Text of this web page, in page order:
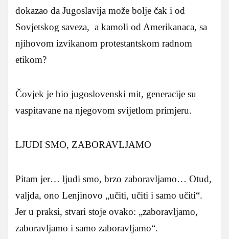
dokazao da Jugoslavija može bolje čak i od
Sovjetskog saveza, a kamoli od Amerikanaca, sa
njihovom izvikanom protestantskom radnom
etikom?
Čovjek je bio jugoslovenski mit, generacije su
vaspitavane na njegovom svijetlom primjeru.
LJUDI SMO, ZABORAVLJAMO
Pitam jer… ljudi smo, brzo zaboravljamo… Otud,
valjda, ono Lenjinovo „učiti, učiti i samo učiti“.
Jer u praksi, stvari stoje ovako: „zaboravljamo,
zaboravljamo i samo zaboravljamo“.